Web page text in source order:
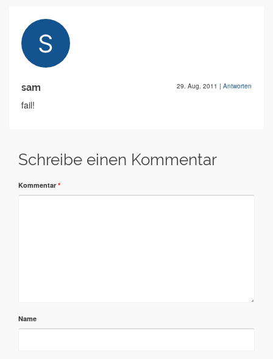
sam 29. Aug. 2011 | Antworten
fail!
Schreibe einen Kommentar
Kommentar *
Name